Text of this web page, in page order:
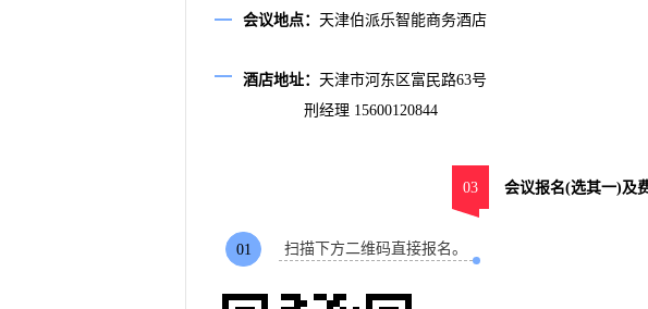
会议地点： 天津伯派乐智能商务酒店
酒店地址： 天津市河东区富民路63号
刑经理 15600120844
03 会议报名(选其一)及
01 扫描下方二维码直接报名。